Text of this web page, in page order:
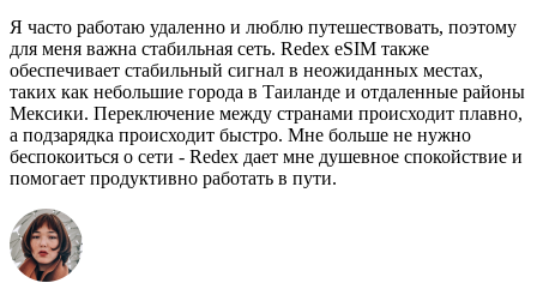
Я часто работаю удаленно и люблю путешествовать, поэтому
для меня важна стабильная сеть. Redex eSIM также
обеспечивает стабильный сигнал в неожиданных местах,
таких как небольшие города в Таиланде и отдаленные районы
Мексики. Переключение между странами происходит плавно,
а подзарядка происходит быстро. Мне больше не нужно
беспокоиться о сети - Redex дает мне душевное спокойствие и
помогает продуктивно работать в пути.